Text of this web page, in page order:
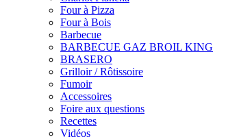
Four à Pizza
Four à Bois
Barbecue
BARBECUE GAZ BROIL KING
BRASERO
Grilloir / Rôtissoire
Fumoir
Accessoires
Foire aux questions
Recettes
Vidéos